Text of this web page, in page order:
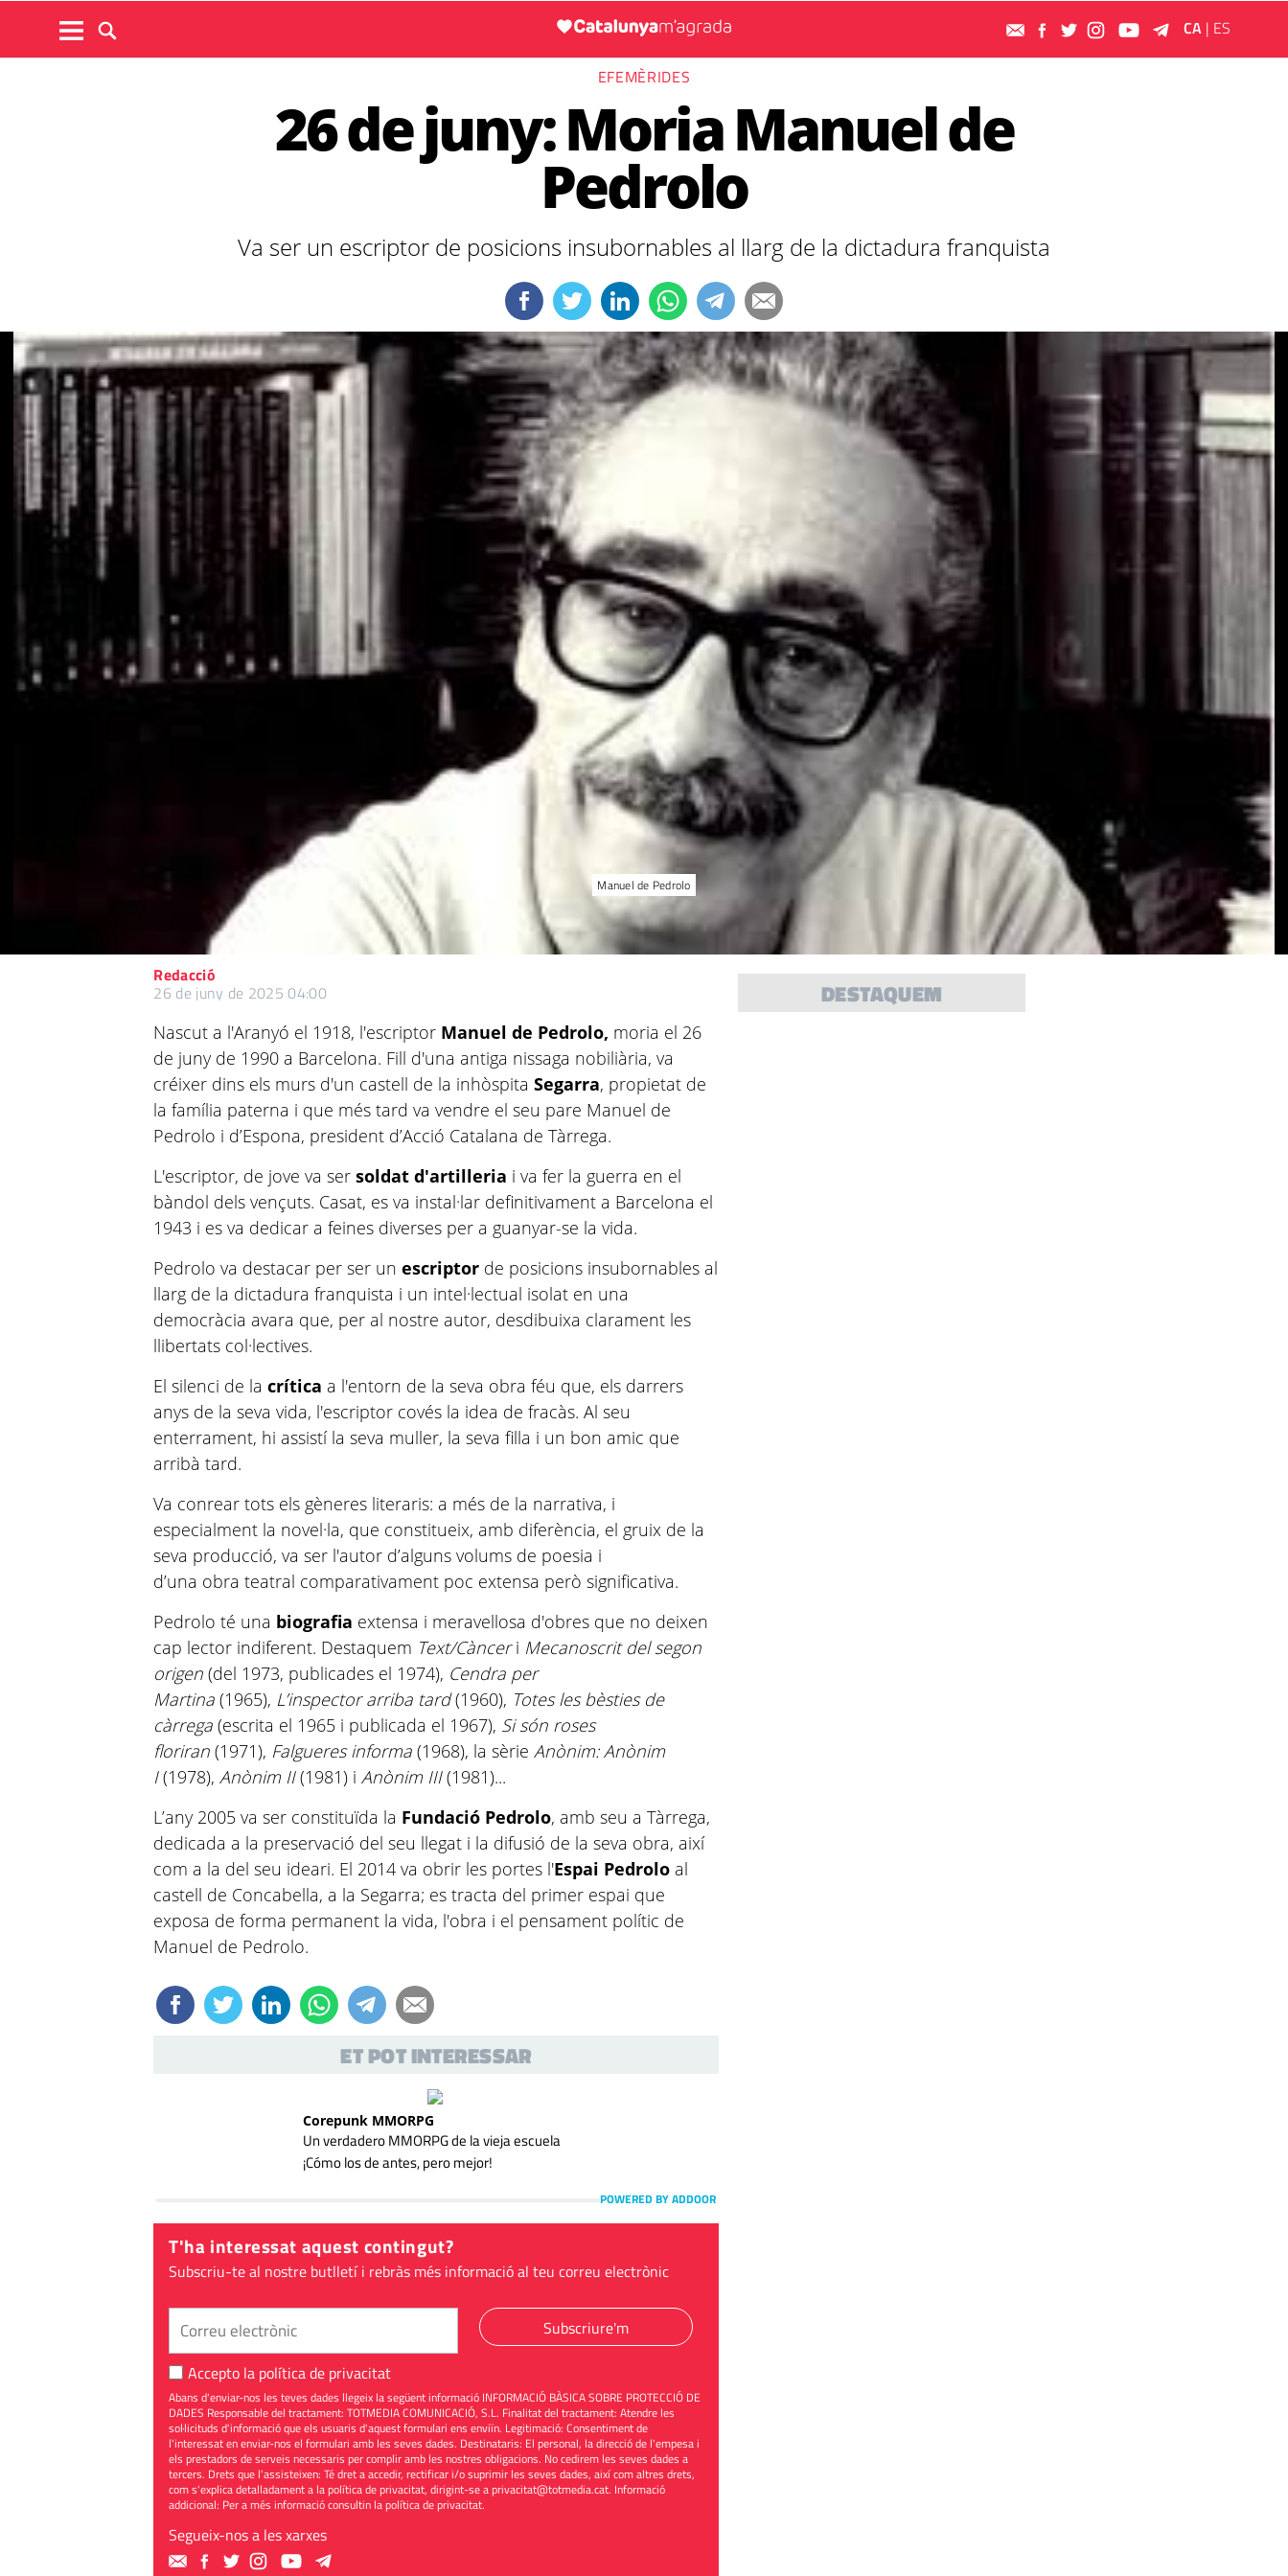
CA | ES
EFEMÈRIDES
26 de juny: Moria Manuel de
Pedrolo
Va ser un escriptor de posicions insubornables al llarg de la dictadura franquista
Manuel de Pedrolo
Redacció
26 de juny de 2025 04:00
Nascut a l'Aranyó el 1918, l'escriptor Manuel de Pedrolo, moria el 26
de juny de 1990 a Barcelona. Fill d'una antiga nissaga nobiliària, va
créixer dins els murs d'un castell de la inhòspitaSegarra, propietat de
la família paterna i que més tard va vendre el seu pare Manuel de
Pedrolo i d’Espona, president d’Acció Catalana de Tàrrega.
L'escriptor, de jove va sersoldat d'artilleria i va fer la guerra en el
bàndol dels vençuts. Casat, es va instal·lar definitivament a Barcelona el
1943 i es va dedicar a feines diverses per a guanyar-se la vida.
Pedrolo va destacar per ser unescriptor de posicions insubornables al
llarg de la dictadura franquista i un intel·lectual isolat en una
democràcia avara que, per al nostre autor, desdibuixa clarament les
llibertats col·lectives.
El silenci de lacrítica a l'entorn de la seva obra féu que, els darrers
anys de la seva vida, l'escriptor covés la idea de fracàs. Al seu
enterrament, hi assistí la seva muller, la seva filla i un bon amic que
arribà tard.
Va conrear tots els gèneres literaris: a més de la narrativa, i
especialment la novel·la, que constitueix, amb diferència, el gruix de la
seva producció, va ser l'autor d’alguns volums de poesia i
d’una obra teatral comparativament poc extensa però significativa.
Pedrolo té una biografia extensa i meravellosa d'obres que no deixen
cap lector indiferent. Destaquem Text/Cànceri Mecanoscrit del segon
origen(del 1973, publicades el 1974), Cendra per
Martina(1965), L’inspector arriba tard(1960), Totes les bèsties de
càrrega(escrita el 1965 i publicada el 1967), Si són roses
floriran(1971), Falgueres informa(1968), la sèrieAnònim: Anònim
I(1978),Anònim II(1981) iAnònim III(1981)...
L’any 2005 va ser constituïda la Fundació Pedrolo, amb seu a Tàrrega,
dedicada a la preservació del seu llegat i la difusió de la seva obra, així
com a la del seu ideari. El 2014 va obrir les portes l'Espai Pedrolo al
castell de Concabella, a la Segarra; es tracta del primer espai que
exposa de forma permanent la vida, l'obra i el pensament polític de
Manuel de Pedrolo.
ET POT INTERESSAR
Corepunk MMORPG
Un verdadero MMORPG de la vieja escuela
¡Cómo los de antes, pero mejor!
POWERED BY ADDOOR
T'ha interessat aquest contingut?
Subscriu-te al nostre butlletí i rebràs més informació al teu correu electrònic
Subscriure'm
Accepto la política de privacitat
Abans d'enviar-nos les teves dades llegeix la següent informació INFORMACIÓ BÀSICA SOBRE PROTECCIÓ DE
DADES Responsable del tractament: TOTMEDIA COMUNICACIÓ, S.L. Finalitat del tractament: Atendre les
sol·licituds d'informació que els usuaris d'aquest formulari ens enviïn. Legitimació: Consentiment de
l'interessat en enviar-nos el formulari amb les seves dades. Destinataris: El personal, la direcció de l'empesa i
els prestadors de serveis necessaris per complir amb les nostres obligacions. No cedirem les seves dades a
tercers. Drets que l'assisteixen: Té dret a accedir, rectificar i/o suprimir les seves dades, així com altres drets,
com s'explica detalladament a la política de privacitat, dirigint-se aprivacitat@totmedia.cat. Informació
addicional: Per a més informació consultin lapolítica de privacitat.
Segueix-nos a les xarxes
DESTAQUEM